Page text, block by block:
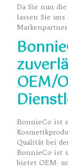
Da Sie nun
lassen Sie
OEM/
BonnieCo ist
Qualität bei
BonnieCo ist
bietet OEM-